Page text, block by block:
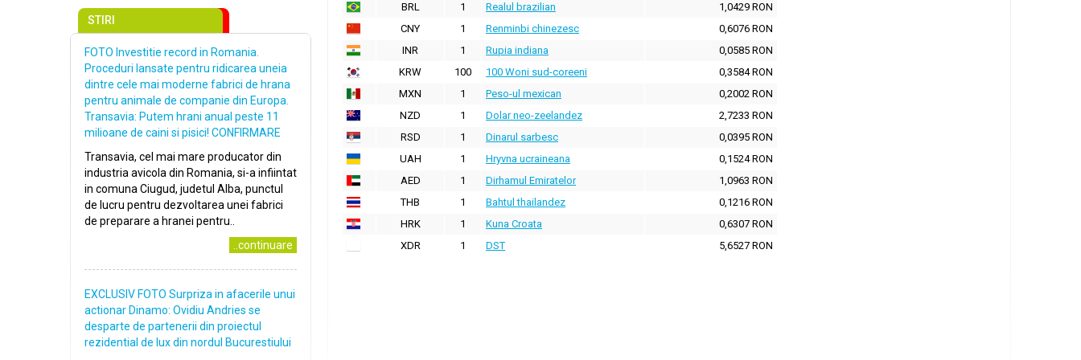
BRL 1 Realul brazilian
1,0429 RON
CNY
1 Renminbi chinezesc
0,6076 RON
INR
1 Rupia indiana
0,0585 RON
KRW
100 100 Woni sud-coreeni
0,3584 RON
MXN
1 Peso-ul mexican
0,2002 RON
NZD
1 Dolar neo-zeelandez
2,7233 RON
RSD
1 Dinarul sarbesc
0,0395 RON
UAH
1 Hryvna ucraineana
0,1524 RON
AED
1 Dirhamul Emiratelor
1,0963 RON
THB
1 Bahtul thailandez
0,1216 RON
HRK
1 Kuna Croata
0,6307 RON
XDR
1 DST 5,6527 RON
STIRI
FOTO Investitie record in Romania.
Proceduri lansate pentru ridicarea uneia
dintre cele mai moderne fabrici de hrana
pentru animale de companie din Europa.
Transavia: Putem hrani anual peste 11
milioane de caini si pisici! CONFIRMARE
Transavia, cel mai mare producator din
industria avicola din Romania, si-a infiintat
in comuna Ciugud, judetul Alba, punctul
de lucru pentru dezvoltarea unei fabrici
de preparare a hranei pentru..
..continuare
EXCLUSIV FOTO Surpriza in afacerile unui
actionar Dinamo: Ovidiu Andries se
desparte de partenerii din proiectul
rezidential de lux din nordul Bucurestiului